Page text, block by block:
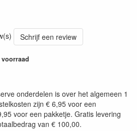
Schrijf een review
voorraad
onderdelen is over het algemeen 1
zijn € 6,95 voor een
voor een pakketje. Gratis levering
van € 100,00.